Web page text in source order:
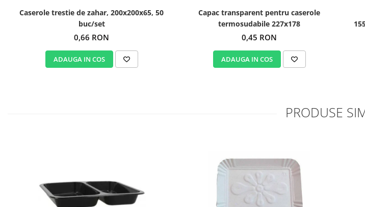
Caserole trestie de zahar, 200x200x65, 50
buc/set
0,66 RON
ADAUGA IN COS
Capac transparent pentru caserole
termosudabile 227x178
0,45 RON
ADAUGA IN COS
PRODUSE